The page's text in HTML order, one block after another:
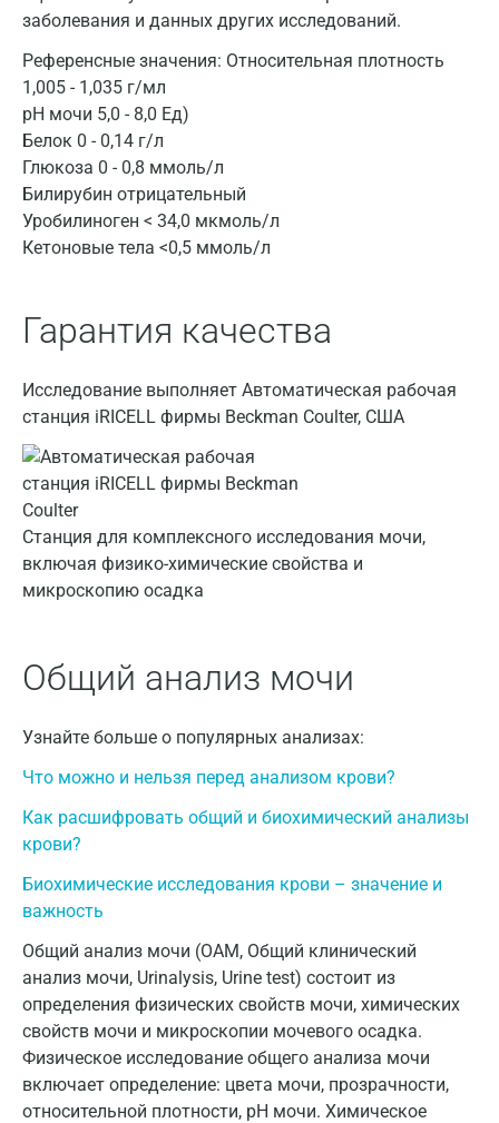
заболевания и данных других исследований.
Референсные значения: Относительная плотность
1,005 - 1,035 г/мл
рН мочи 5,0 - 8,0 Ед)
Белок 0 - 0,14 г/л
Глюкоза 0 - 0,8 ммоль/л
Билирубин отрицательный
Уробилиноген < 34,0 мкмоль/л
Кетоновые тела <0,5 ммоль/л
Гарантия качества
Исследование выполняет Автоматическая рабочая
станция iRICELL фирмы Beckman Coulter, США
Станция для комплексного исследования мочи,
включая физико-химические свойства и
микроскопию осадка
Общий анализ мочи
Узнайте больше о популярных анализах:
Что можно и нельзя перед анализом крови?
Как расшифровать общий и биохимический анализы
крови?
Биохимические исследования крови – значение и
важность
Общий анализ мочи (ОАМ, Общий клинический
анализ мочи, Urinalysis, Urine test) состоит из
определения физических свойств мочи, химических
свойств мочи и микроскопии мочевого осадка.
Физическое исследование общего анализа мочи
включает определение: цвета мочи, прозрачности,
относительной плотности, рН мочи. Химическое
Видное
Владимир
Волгоград
Волжский
Вологда
Гатчина
Голубое
Дзержинск
Дзержинский
Дмитров
Долгопрудный
Екатеринбург
Иваново
Ивантеевка
Истра
Йошкар-Ола
Калининград
Калуга